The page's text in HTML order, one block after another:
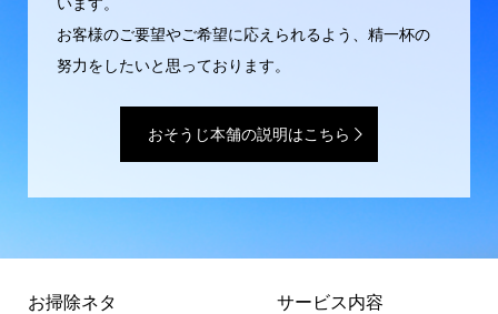
お客様のご要望やご希望に応えられるよう、精一杯の
努力をしたいと思っております。
おそうじ本舗の説明はこちら
お掃除ネタ サービス内容